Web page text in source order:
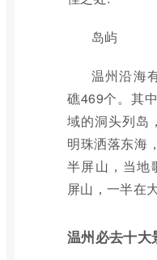
岛屿
温州沿海
礁469个。其
域的洞头列岛
明珠洒落东海
半屏山，当地
屏山，一半在
温州必去十大